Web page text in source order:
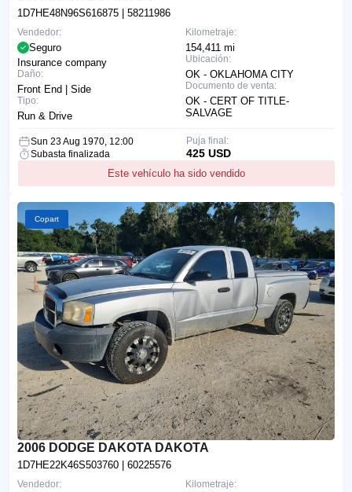
1D7HE48N96S616875 | 58211986
Kilometraje:
154,411 mi
Ubicación:
OK - OKLAHOMA CITY
Documento de venta:
OK - CERT OF TITLE-
SALVAGE
Vendedor:
Seguro
Insurance company
Daño:
Front End | Side
Tipo:
Run & Drive
Sun 23 Aug 1970, 12:00
Subasta finalizada
Este vehículo ha sido vendido
Puja final:
425 USD
Copart
2006 DODGE DAKOTA DAKOTA
1D7HE22K46S503760 | 60225576
Kilometraje:
Vendedor: